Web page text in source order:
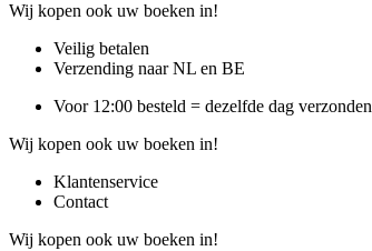
Wij kopen ook uw boeken in!
Veilig betalen
Verzending naar NL en BE
Voor 12:00 besteld = dezelfde dag verzonden
Wij kopen ook uw boeken in!
Klantenservice
Contact
Wij kopen ook uw boeken in!